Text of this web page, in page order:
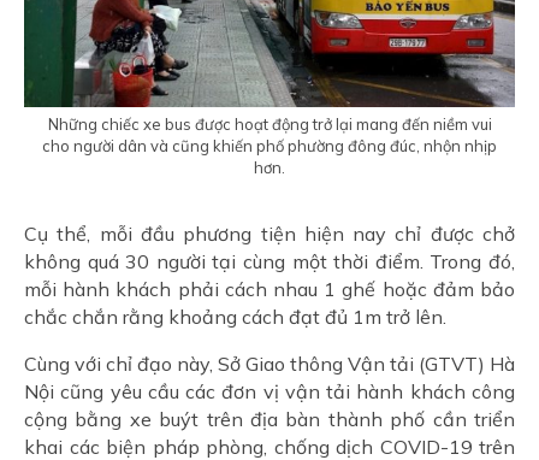
Những chiếc xe bus được hoạt động trở lại mang đến niềm vui
cho người dân và cũng khiến phố phường đông đúc, nhộn nhịp
hơn.
Cụ thể, mỗi đầu phương tiện hiện nay chỉ được chở
không quá 30 người tại cùng một thời điểm. Trong đó,
mỗi hành khách phải cách nhau 1 ghế hoặc đảm bảo
chắc chắn rằng khoảng cách đạt đủ 1m trở lên.
Cùng với chỉ đạo này, Sở Giao thông Vận tải (GTVT) Hà
Nội cũng yêu cầu các đơn vị vận tải hành khách công
cộng bằng xe buýt trên địa bàn thành phố cần triển
khai các biện pháp phòng, chống dịch COVID-19 trên